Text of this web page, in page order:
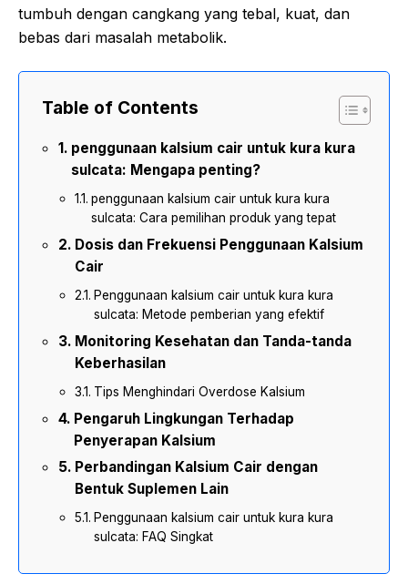
tumbuh dengan cangkang yang tebal, kuat, dan
bebas dari masalah metabolik.
Table of Contents
penggunaan kalsium cair untuk kura kura
sulcata: Mengapa penting?
penggunaan kalsium cair untuk kura kura
sulcata: Cara pemilihan produk yang tepat
Dosis dan Frekuensi Penggunaan Kalsium
Cair
Penggunaan kalsium cair untuk kura kura
sulcata: Metode pemberian yang efektif
Monitoring Kesehatan dan Tanda-tanda
Keberhasilan
Tips Menghindari Overdose Kalsium
Pengaruh Lingkungan Terhadap
Penyerapan Kalsium
Perbandingan Kalsium Cair dengan
Bentuk Suplemen Lain
Penggunaan kalsium cair untuk kura kura
sulcata: FAQ Singkat